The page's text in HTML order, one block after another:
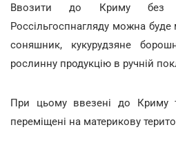
Ввозити до Криму без
Россільгоспнагляду можна
соняшник, кукурудзяне
рослинну продукцію в ручній
При цьому ввезені до Криму
переміщені на материкову